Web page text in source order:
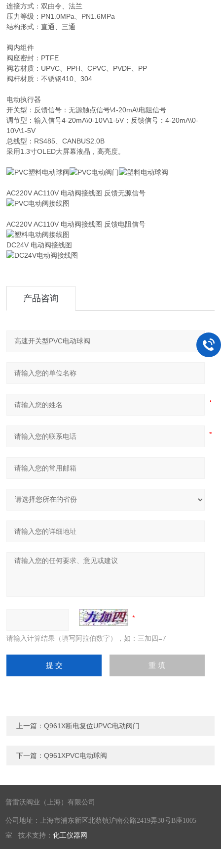
连接方式：双由令、法兰
压力等级：PN1.0MPa、PN1.6MPa
结构形式：直通、三通
阀内组件
阀座密封：PTFE
阀芯材质：UPVC、PPH、CPVC、PVDF、PP
阀杆材质：不锈钢410、304
电动执行器
开关型：反馈信号：无源触点信号\4-20mA\电阻信号
调节型：输入信号4-20mA\0-10V\1-5V；反馈信号：4-20mA\0-
10V\1-5V
总线型：RS485、CANBUS2.0B
采用1.3寸OLED大屏幕液晶，高亮度。
AC220V AC110V 电动阀接线图 反馈无源信号
AC220V AC110V 电动阀接线图 反馈电阻信号
DC24V 电动阀接线图
产品咨询
请输入计算结果（填写阿拉伯数字），如：三加四=7
上一篇：Q961X断电复位UPVC电动阀门
下一篇：Q961XPVC电动球阀
普雷沃阀业（上海）有限公司
公司地址：上海市浦东新区北蔡镇沪南公路2419弄30号B座1005
室 技术支持：化工仪器网